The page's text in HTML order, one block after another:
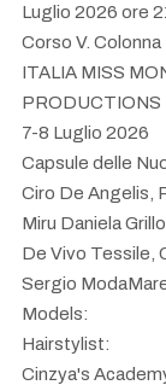
Luglio 2026 ore
Corso V. Colonna
ITALIA MISS
PRODUCTIONS
7-8 Luglio 2026
Capsule delle
Ciro De Angelis,
Miru Daniela
De Vivo Tessile,
Sergio
Models:
Hairstylist:
Cinzya's